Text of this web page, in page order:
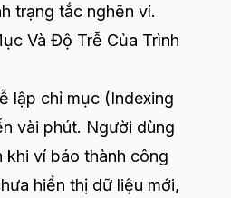
trạng tắc nghẽn ví.
Và Độ Trễ Của Trình
lập chỉ mục (Indexing
vài phút. Người dùng
khi ví báo thành công
hiển thị dữ liệu mới,